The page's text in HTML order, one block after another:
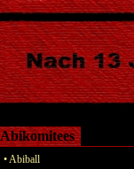
Abikomitees
• Abiball